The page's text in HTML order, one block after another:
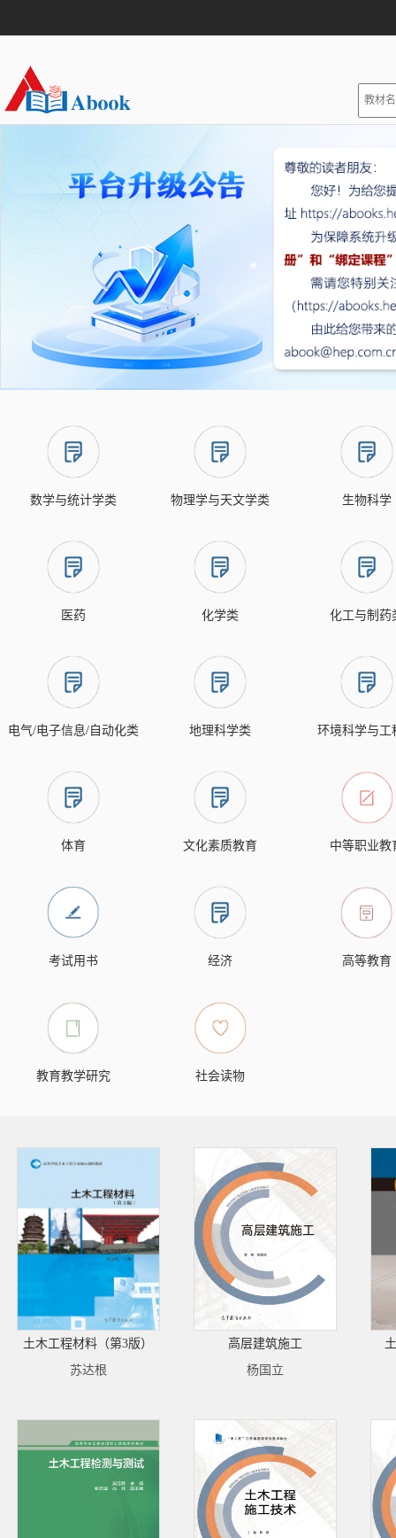
数学与统计学类 物理学与天文学类 生物科学
医药 化学类 化工与制药
电气/电子信息/自动化类 地理科学类 环境科学与工
体育 文化素质教育 中等职业教
考试用书 经济 高等教育
教育教学研究 社会读物
土木工程材料（第3版）
苏达根
高层建筑施工
杨国立